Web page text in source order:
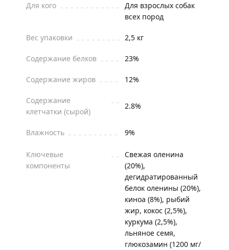
Для кого
Для взрослых собак
всех пород
Вес упаковки 2,5 кг
Содержание белков 23%
Содержание жиров 12%
Содержание
клетчатки (сырой)
2.8%
Влажность 9%
Ключевые
компоненты
Свежая оленина
(20%),
дегидратированный
белок оленины (20%),
киноа (8%), рыбий
жир, кокос (2,5%),
куркума (2,5%),
льняное семя,
глюкозамин (1200 мг/